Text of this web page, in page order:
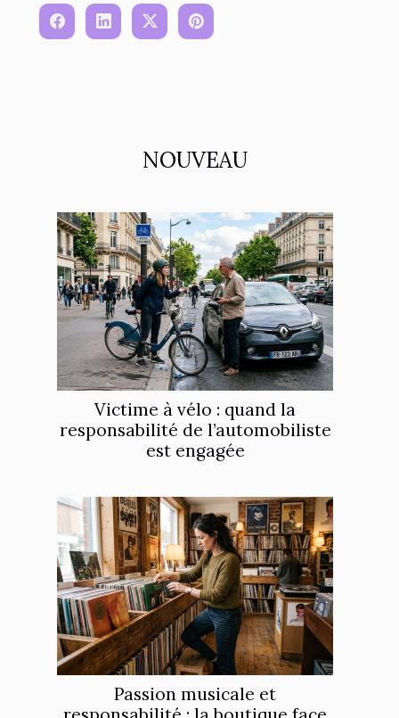
NOUVEAU
Victime à vélo : quand la
responsabilité de l’automobiliste
est engagée
Passion musicale et